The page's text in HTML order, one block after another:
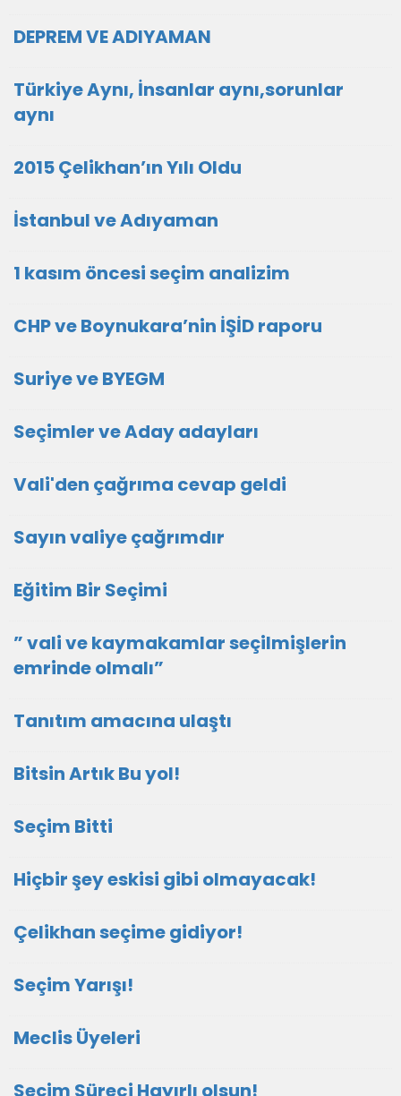
DEPREM VE ADIYAMAN
Türkiye Aynı, İnsanlar aynı,sorunlar
aynı
2015 Çelikhan’ın Yılı Oldu
İstanbul ve Adıyaman
1 kasım öncesi seçim analizim
CHP ve Boynukara’nin İŞİD raporu
Suriye ve BYEGM
Seçimler ve Aday adayları
Vali'den çağrıma cevap geldi
Sayın valiye çağrımdır
Eğitim Bir Seçimi
” vali ve kaymakamlar seçilmişlerin
emrinde olmalı”
Tanıtım amacına ulaştı
Bitsin Artık Bu yol!
Seçim Bitti
Hiçbir şey eskisi gibi olmayacak!
Çelikhan seçime gidiyor!
Seçim Yarışı!
Meclis Üyeleri
Seçim Süreci Hayırlı olsun!